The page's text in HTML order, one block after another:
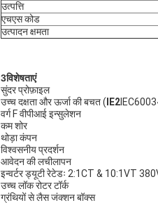
उत्पत्ति
एचएस कोड
उत्पादन क्षमता
3विशेषताएं
सुंदर प्रोफ़ाइल
उच्च दक्षता और ऊर्जा की बचत ( IE2
वर्ग F वीपीआई इन्सुलेशन
कम शोर
थोड़ा कंपन
विश्वसनीय प्रदर्शन
आवेदन की लचीलापन
इन्वर्टर ड्यूटी रेटेडः 2:1CT & 10:1VT
उच्च लॉक रोटर टॉर्क
ग्रंथियों से लैस जंक्शन बॉक्स